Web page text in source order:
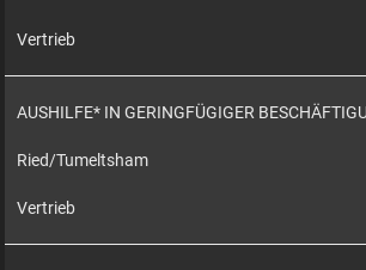
Vertrieb
AUSHILFE* IN GERINGFÜGIGER
Ried/Tumeltsham
Vertrieb